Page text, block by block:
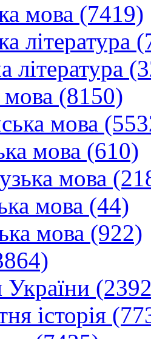
мова (7419)
література
література
мова (8150)
мова
мова (610)
мова
мова (44)
мова (922)
України
історія